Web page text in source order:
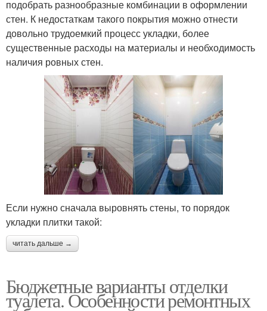
подобрать разнообразные комбинации в оформлении
стен. К недостаткам такого покрытия можно отнести
довольно трудоемкий процесс укладки, более
существенные расходы на материалы и необходимость
наличия ровных стен.
Если нужно сначала выровнять стены, то порядок
укладки плитки такой:
читать дальше →
Бюджетные варианты отделки
туалета. Особенности ремонтных